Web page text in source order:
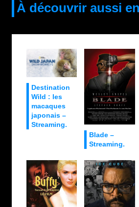
À découvrir aussi
Destination
Wild : les
macaques
japonais –
Streaming.
Blade –
Streaming.